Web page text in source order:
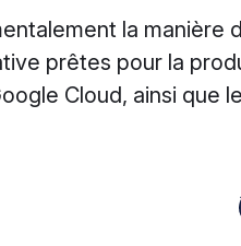
la
prêtes pour la
Cloud, ainsi que